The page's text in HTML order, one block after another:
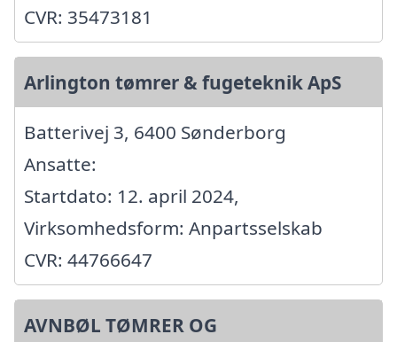
CVR: 35473181
Arlington tømrer & fugeteknik ApS
Batterivej 3, 6400 Sønderborg
Ansatte:
Startdato: 12. april 2024,
Virksomhedsform: Anpartsselskab
CVR: 44766647
AVNBØL TØMRER OG